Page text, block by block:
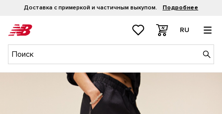
Доставка с примеркой и частичным выкупом. Подробнее
RU